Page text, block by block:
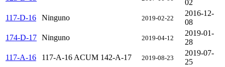
02
117-D-16
Ninguno 2019-02-22
2016-12-
08
174-D-17 Ninguno 2019-04-12
2019-01-
28
117-A-16
117-A-16 ACUM 142-A-17 2019-08-23
2019-07-
25